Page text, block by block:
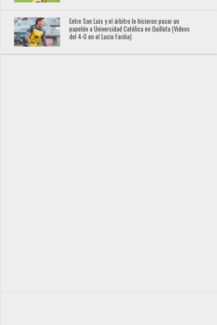
Entre San Luis y el árbitro le hicieron pasar un
papelón a Universidad Católica en Quillota (Videos
del 4-0 en el Lucio Fariña)